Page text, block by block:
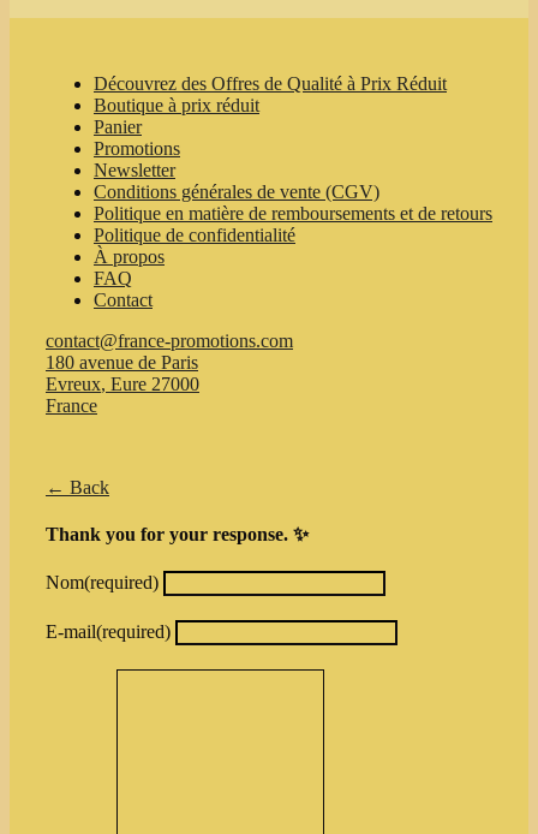
Découvrez des Offres de Qualité à Prix Réduit
Boutique à prix réduit
Panier
Promotions
Newsletter
Conditions générales de vente (CGV)
Politique en matière de remboursements et de retours
Politique de confidentialité
À propos
FAQ
Contact
contact@france-promotions.com
180 avenue de Paris
Evreux, Eure 27000
France
← Back
Thank you for your response. ✨
Nom(required)
E-mail(required)